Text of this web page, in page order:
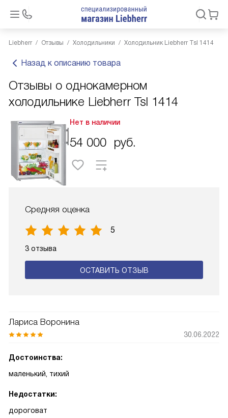
Liebherr Отзывы Холодильники Холодильник Liebherr Tsl 1414
Назад к описанию товара
Отзывы о однокамерном
холодильнике Liebherr Tsl 1414
Нет в наличии
54 000 руб.
Средняя оценка
5
3 отзыва
ОСТАВИТЬ ОТЗЫВ
Лариса Воронина
30.06.2022
Достоинства:
маленький, тихий
Недостатки:
дороговат